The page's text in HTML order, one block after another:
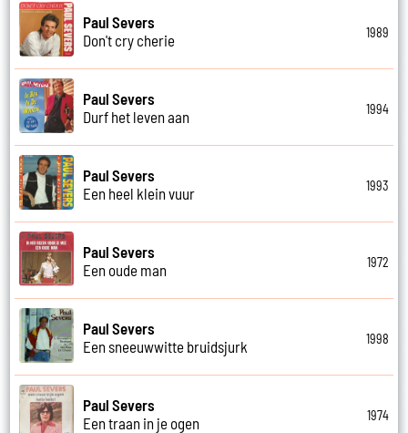
Paul Severs
Don't cry cherie
1989
Paul Severs
Durf het leven aan
1994
Paul Severs
Een heel klein vuur
1993
Paul Severs
Een oude man
1972
Paul Severs
Een sneeuwwitte bruidsjurk
1998
Paul Severs
Een traan in je ogen
1974